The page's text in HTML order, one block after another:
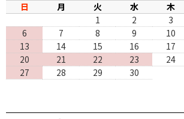
日
月 火 水 木
1
2 3
6
7 8 9 10
13
14 15 16 17
20
21 22 23 24
27
28 29 30